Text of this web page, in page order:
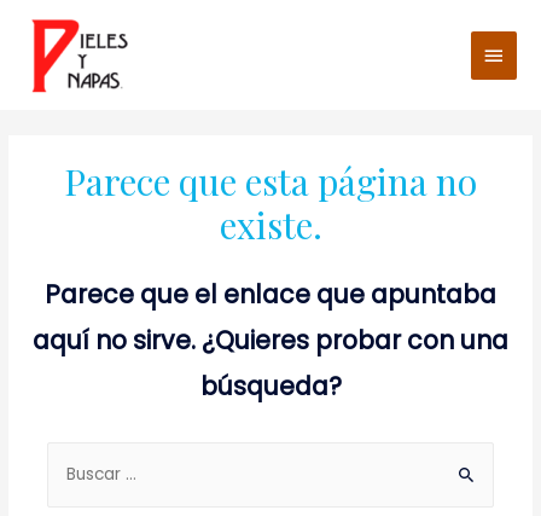
Parece que esta página no
existe.
Parece que el enlace que apuntaba
aquí no sirve. ¿Quieres probar con una
búsqueda?